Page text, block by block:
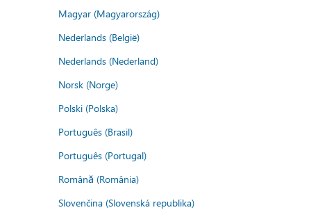
Magyar (Magyarország)
Nederlands (België)
Nederlands (Nederland)
Norsk (Norge)
Polski (Polska)
Português (Brasil)
Português (Portugal)
Română (România)
Slovenčina (Slovenská republika)